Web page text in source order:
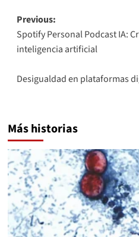
Post
navigation
Previous:
Spotify Personal Podcast IA:
inteligencia artificial
Desigualdad en plataformas
Más historias